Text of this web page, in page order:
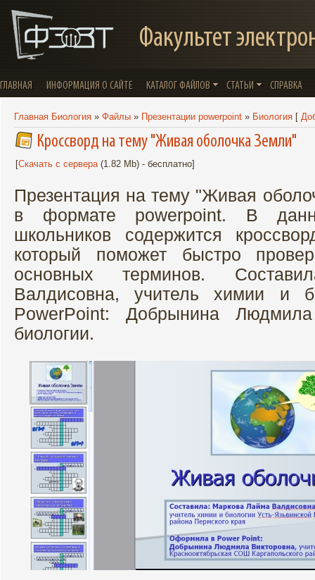
Факультет
ГЛАВНАЯ ИНФОРМАЦИЯ О САЙТЕ КАТАЛОГ ФАЙЛОВ СТАТЬИ СПРАВКА
Главная Биология » Файлы » Презентации powerpoint » Биология [
Кроссворд на тему "Живая оболочка Земли"
[Скачать с сервера(1.82 Mb) - бесплатно]
Презентация на тему "Живая
в формате powerpoint. В
школьников содержится
который поможет быстро
основных терминов.
Валдисовна, учитель химии и
PowerPoint: Добрынина
биологии.